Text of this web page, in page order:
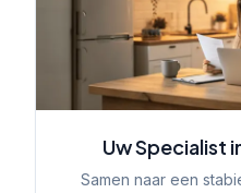
Uw Specialist
Samen naar een